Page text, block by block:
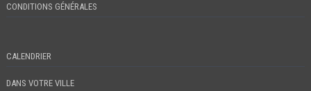
CONDITIONS GÉNÉRALES
CALENDRIER
DANS VOTRE VILLE